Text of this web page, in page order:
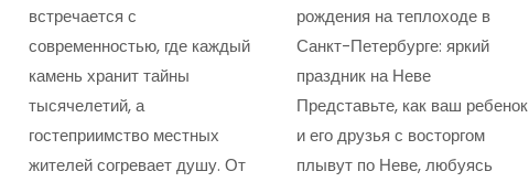
встречается с
современностью, где каждый
камень хранит тайны
тысячелетий, а
гостеприимство местных
жителей согревает душу. От
рождения на теплоходе в
Санкт-Петербурге: яркий
праздник на Неве
Представьте, как ваш ребенок
и его друзья с восторгом
плывут по Неве, любуясь